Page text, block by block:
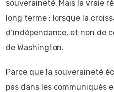
souveraineté. Mais la vraie
long terme : lorsque la
d’indépendance, et non de
de Washington.
Parce que la souveraineté
pas dans les communiqués